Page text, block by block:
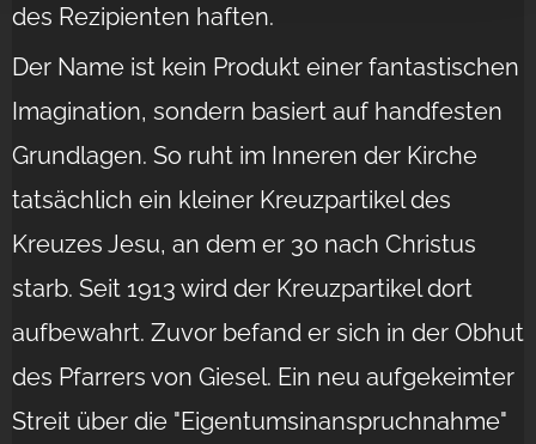
des Rezipienten haften.
Der Name ist kein Produkt einer fantastischen
Imagination, sondern basiert auf handfesten
Grundlagen. So ruht im Inneren der Kirche
tatsächlich ein kleiner Kreuzpartikel des
Kreuzes Jesu, an dem er 30 nach Christus
starb. Seit 1913 wird der Kreuzpartikel dort
aufbewahrt. Zuvor befand er sich in der Obhut
des Pfarrers von Giesel. Ein neu aufgekeimter
Streit über die "Eigentumsinanspruchnahme"